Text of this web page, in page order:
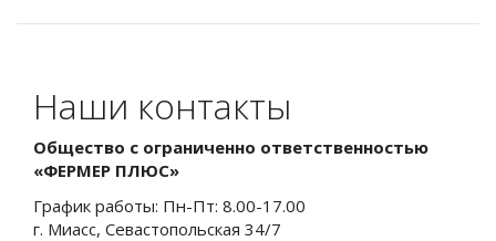
Наши контакты
Общество с ограниченно ответственностью
«ФЕРМЕР ПЛЮС»
График работы: Пн-Пт: 8.00-17.00
г. Миасс, Севастопольская 34/7